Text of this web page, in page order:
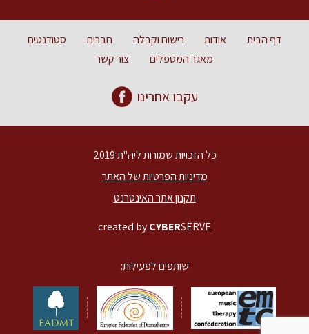
דף הבית אודות רישום וקבלה חברים
סטודנטים
מאגר המטפלים
צור קשר
עקבו אחרינו
כל הזכויות שמורות ליה"ת 2019
מדיניות הפרטיות של האתר
תקנון אתר האינטרנט
created byCYBERSERVE
שותפים לפעילות: